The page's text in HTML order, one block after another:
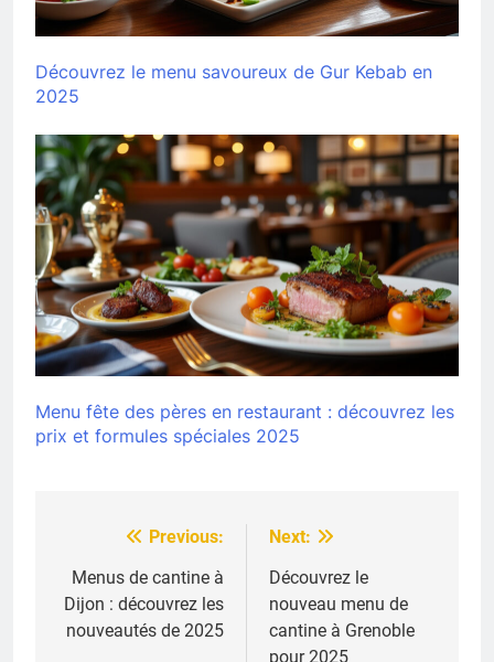
Découvrez le menu savoureux de Gur Kebab en
2025
Menu fête des pères en restaurant : découvrez les
prix et formules spéciales 2025
Navigation
de
l’article
Previous:
Menus de cantine à
Dijon : découvrez les
nouveautés de 2025
Next:
Découvrez le
nouveau menu de
cantine à Grenoble
pour 2025